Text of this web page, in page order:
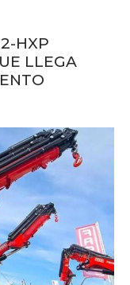
HXP
LLEGA